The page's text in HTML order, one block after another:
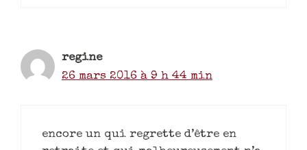
regine
26 mars 2016 à 9 h 44 min
encore un qui regrette d’être en